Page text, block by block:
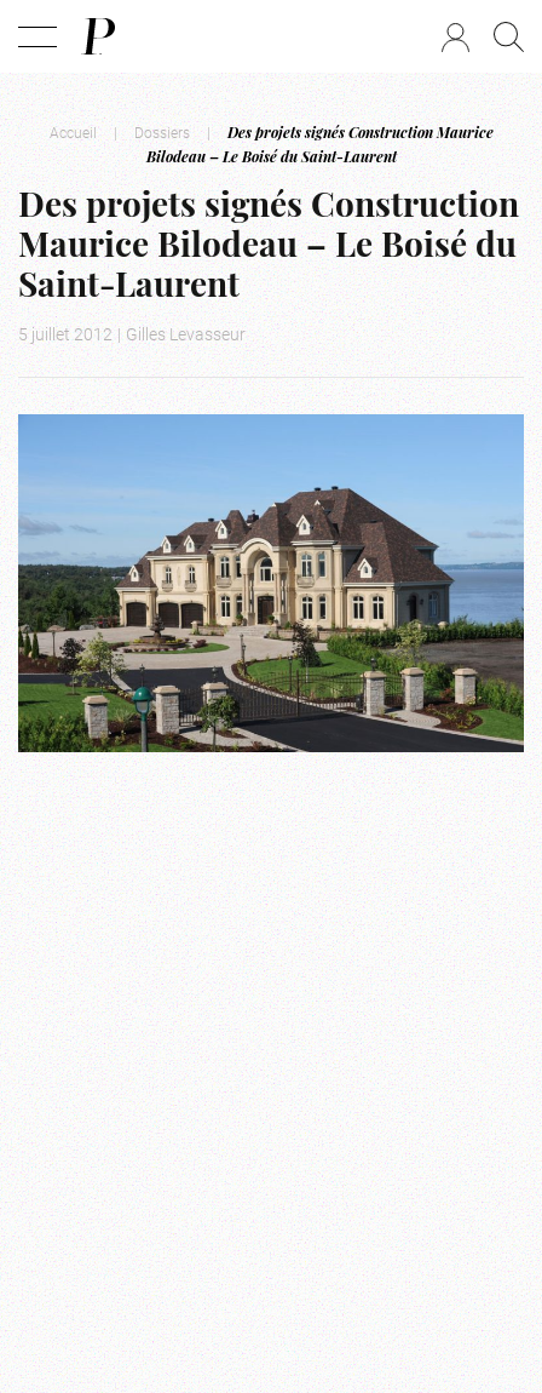
Accueil | Dossiers |
Des projets signés Construction Maurice
Bilodeau – Le Boisé du Saint-Laurent
Des projets signés Construction
Maurice Bilodeau – Le Boisé du
Saint-Laurent
5 juillet 2012 | Gilles Levasseur